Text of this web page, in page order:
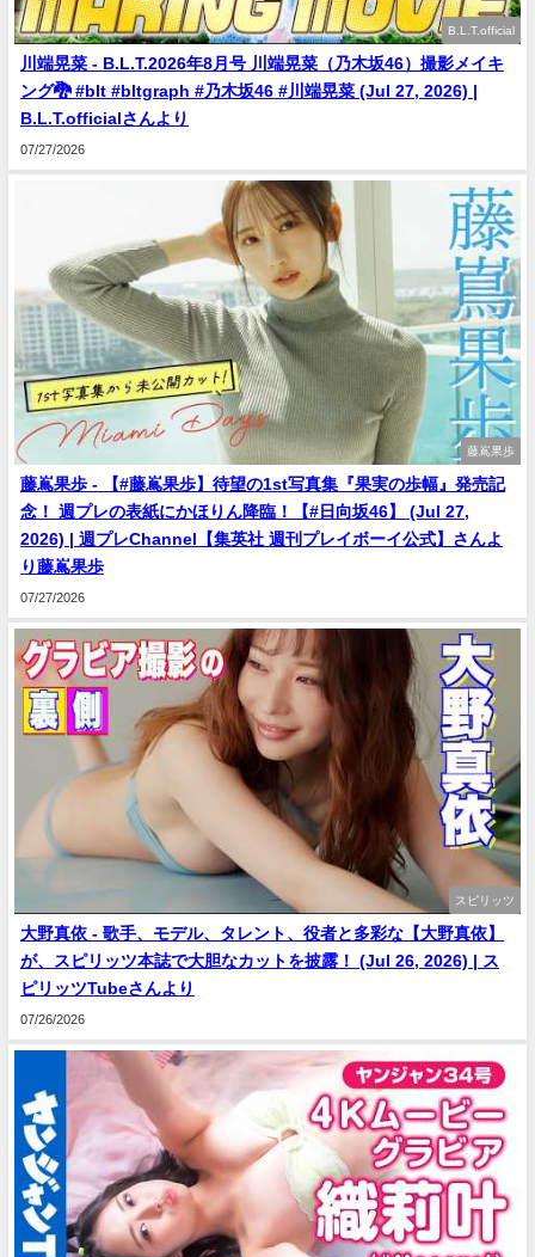
B.L.T.official
川端晃菜 - B.L.T.2026年8月号 川端晃菜（乃木坂46）撮影メイキ
ング🐉 #blt #bltgraph #乃木坂46 #川端晃菜 (Jul 27, 2026) |
B.L.T.officialさんより
07/27/2026
藤嶌果歩
藤嶌果歩 - 【#藤嶌果歩】待望の1st写真集『果実の歩幅』発売記
念！ 週プレの表紙にかほりん降臨！【#日向坂46】 (Jul 27,
2026) | 週プレChannel【集英社 週刊プレイボーイ公式】さんよ
り藤嶌果歩
07/27/2026
スピリッツ
大野真依 - 歌手、モデル、タレント、役者と多彩な【大野真依】
が、スピリッツ本誌で大胆なカットを披露！ (Jul 26, 2026) | ス
ピリッツTubeさんより
07/26/2026